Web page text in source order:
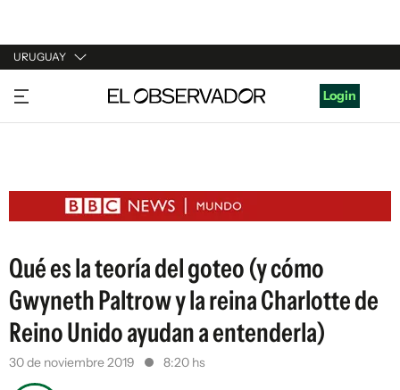
URUGUAY
URUGUAY
ARGENTINA
ESTADOS UNIDOS
Login
Qué es la teoría del goteo (y cómo
Gwyneth Paltrow y la reina Charlotte de
Reino Unido ayudan a entenderla)
30 de noviembre 2019 8:20 hs